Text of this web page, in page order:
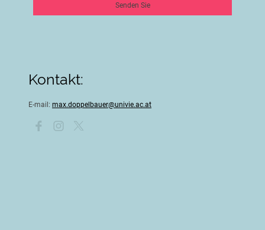
Senden Sie
Kontakt:
E-mail: max.doppelbauer@univie.ac.at